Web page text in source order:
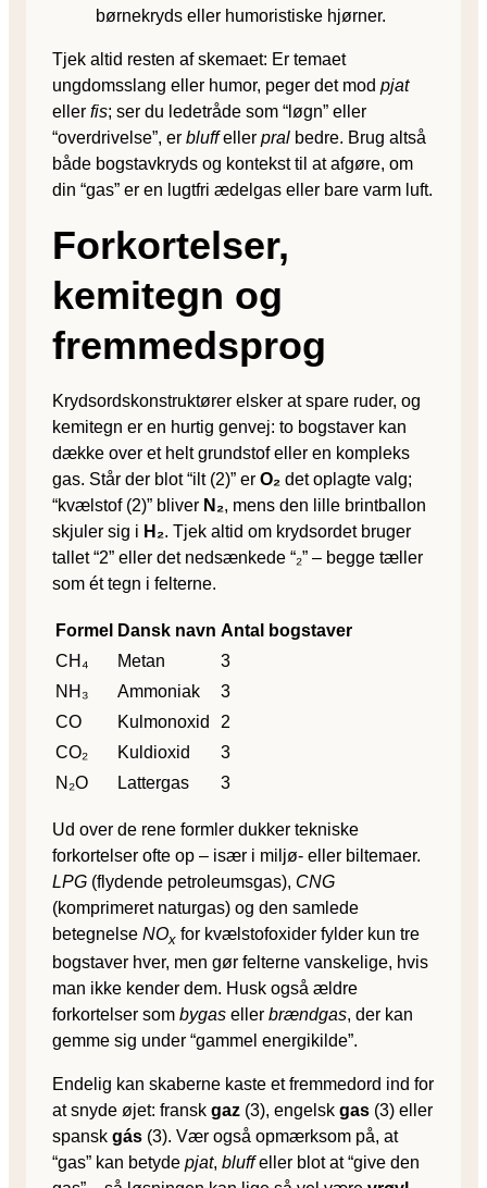
børnekryds eller humoristiske hjørner.
Tjek altid resten af skemaet: Er temaet
ungdomsslang eller humor, peger det mod pjat
eller fis; ser du ledetråde som “løgn” eller
“overdrivelse”, er bluffeller pral bedre. Brug altså
både bogstavkryds og kontekst til at afgøre, om
din “gas” er en lugtfri ædelgas eller bare varm luft.
Forkortelser,
kemitegn og
fremmedsprog
Krydsordskonstruktører elsker at spare ruder, og
kemitegn er en hurtig genvej: to bogstaver kan
dække over et helt grundstof eller en kompleks
gas. Står der blot “ilt (2)” er O₂ det oplagte valg;
“kvælstof (2)” bliver N₂, mens den lille brintballon
skjuler sig i H₂. Tjek altid om krydsordet bruger
tallet “2” eller det nedsænkede “₂” – begge tæller
som ét tegn i felterne.
Formel Dansk navn Antal bogstaver
CH₄
Metan
3
NH₃
Ammoniak
3
CO
Kulmonoxid
2
CO₂
Kuldioxid
3
N₂O
Lattergas 3
Ud over de rene formler dukker tekniske
forkortelser ofte op – især i miljø- eller biltemaer.
LPG (flydende petroleumsgas), CNG
(komprimeret naturgas) og den samlede
betegnelse NOx for kvælstofoxider fylder kun tre
bogstaver hver, men gør felterne vanskelige, hvis
man ikke kender dem. Husk også ældre
forkortelser som bygas eller brændgas, der kan
gemme sig under “gammel energikilde”.
Endelig kan skaberne kaste et fremmedord ind for
at snyde øjet: fransk gaz (3), engelsk gas (3) eller
spansk gás (3). Vær også opmærksom på, at
“gas” kan betyde pjat, bluffeller blot at “give den